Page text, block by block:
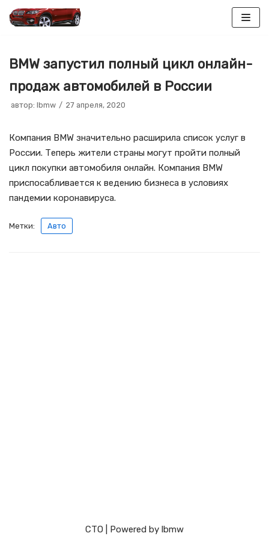
содержимому
BMW запустил полный цикл онлайн-
продаж автомобилей в России
автор: lbmw 27 апреля, 2020
Компания BMW значительно расширила список услуг в
России. Теперь жители страны могут пройти полный
цикл покупки автомобиля онлайн. Компания BMW
приспосабливается к ведению бизнеса в условиях
пандемии коронавируса.
Метки: Авто
СТО | Powered by lbmw